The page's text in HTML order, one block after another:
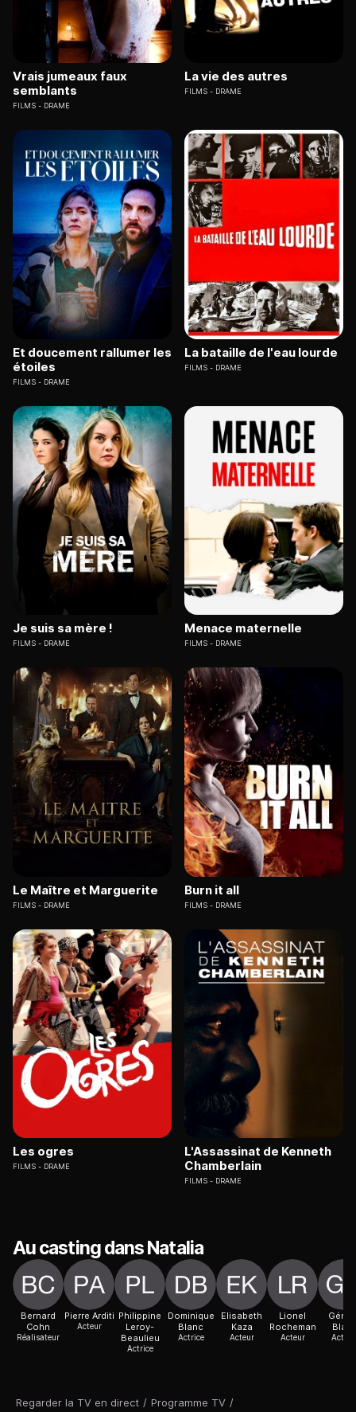
Regarder la TV en direct / Programme TV /
Vrais jumeaux faux
semblants
FILMS DRAME
La vie des autres
FILMS DRAME
Et doucement rallumer les
étoiles
FILMS DRAME
La bataille de l'eau lourde
FILMS DRAME
Je suis sa mère !
FILMS DRAME
Menace maternelle
FILMS DRAME
Le Maître et Marguerite
FILMS DRAME
Burn it all
FILMS DRAME
Les ogres
FILMS DRAME
L'Assassinat de Kenneth
Chamberlain
FILMS DRAME
Au casting dans Natalia
Bernard
Cohn
Réalisateur
Pierre Arditi
Acteur
Philippine
Leroy-
Beaulieu
Actrice
Dominique
Blanc
Actrice
Elisabeth
Kaza
Acteur
Lionel
Rocheman
Acteur
Blain
Acteur